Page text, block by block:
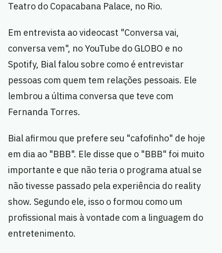
Teatro do Copacabana Palace, no Rio.
Em entrevista ao videocast "Conversa vai,
conversa vem", no YouTube do GLOBO e no
Spotify, Bial falou sobre como é entrevistar
pessoas com quem tem relações pessoais. Ele
lembrou a última conversa que teve com
Fernanda Torres.
Bial afirmou que prefere seu "cafofinho" de hoje
em dia ao "BBB". Ele disse que o "BBB" foi muito
importante e que não teria o programa atual se
não tivesse passado pela experiência do reality
show. Segundo ele, isso o formou como um
profissional mais à vontade com a linguagem do
entretenimento.